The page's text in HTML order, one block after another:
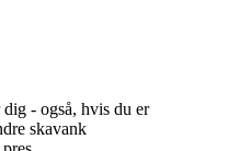
- også, hvis du er
skavank